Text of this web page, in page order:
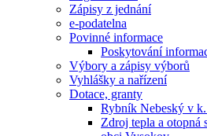
Zápisy z jednání
e-podatelna
Povinné informace
Poskytování
Výbory a zápisy výborů
Vyhlášky a nařízení
Dotace, granty
Rybník Nebeský v
Zdroj tepla a otopná